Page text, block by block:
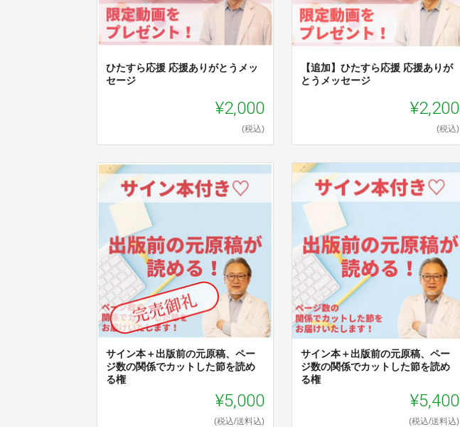
ひたすら応援 応援ありがとうメッ
セージ
¥2,000
(税込)
【追加】ひたすら応援 応援ありが
とうメッセージ
¥2,200
(税込)
サイン本＋出版前の元原稿、ペー
ジ数の関係でカットした節を読め
る権
¥5,000
(税込/送料込)
サイン本＋出版前の元原稿、ペー
ジ数の関係でカットした節を読め
る権
¥5,400
(税込/送料込)